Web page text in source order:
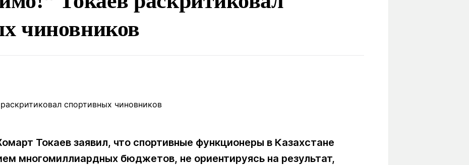
чемпионов
чиновников
Токаев заявил, что спортивные функционеры в Казахстане
многомиллиардных бюджетов, не ориентируясь на результат,